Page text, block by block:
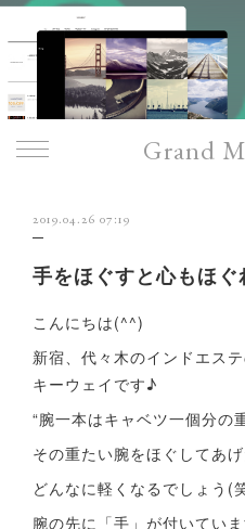
Grand
2019.04.26 07:19
手をほぐすと心もほ
こんにちは(^^)
新宿、代々木のインドエス
キーウェイです♪
“腕一本はキャベツ一個分の
その重たい腕をほぐしてあげ
どんなに軽くなるでしょう(
腕の先に「手」が付いてい